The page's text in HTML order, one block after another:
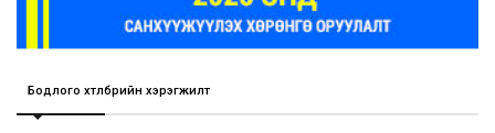
Бодлого хөтөлбөрийн хэрэгжилт